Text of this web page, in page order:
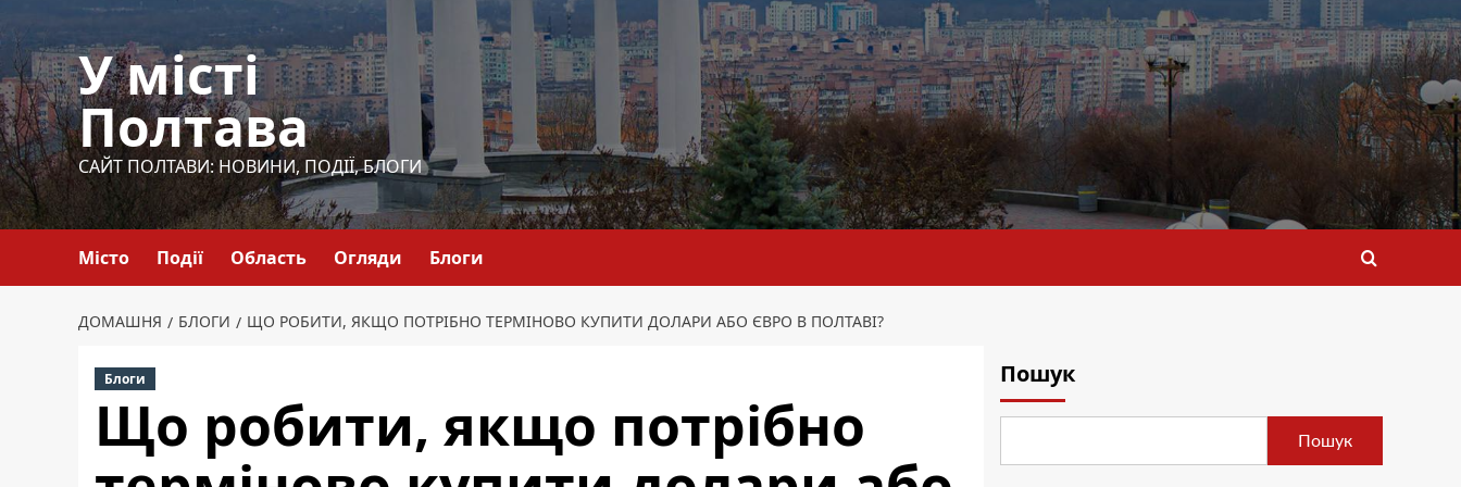
до
вмісту
У місті
Полтава
САЙТ ПОЛТАВИ: НОВИНИ, ПОДІЇ, БЛОГИ
Місто Події Область Огляди Блоги
ДОМАШНЯ БЛОГИ ЩО РОБИТИ, ЯКЩО ПОТРІБНО ТЕРМІНОВО КУПИТИ ДОЛАРИ АБО ЄВРО В ПОЛТАВІ?
Блоги
Що робити, якщо потрібно
Пошук
Пошук